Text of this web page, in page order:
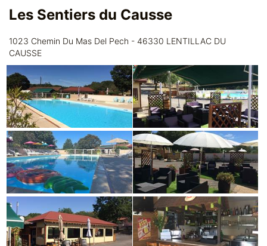
Les Sentiers du Causse
1023 Chemin Du Mas Del Pech - 46330 LENTILLAC DU
CAUSSE